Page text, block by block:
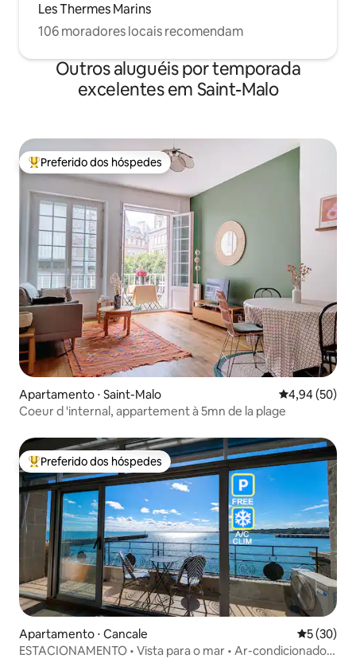
Les Thermes Marins
106 moradores locais recomendam
Outros aluguéis por temporada
excelentes em Saint-Malo
Entre os melhores preferidos dos hóspedes
Preferido dos hóspedes
Apartamento ⋅ Saint-Malo 4,94 de uma
4,94 (50)
Coeur d 'internal, appartement à 5mn de la plage
Entre os melhores preferidos dos hóspedes
Preferido dos hóspedes
Apartamento ⋅ Cancale 5 de uma
5 (30)
ESTACIONAMENTO • Vista para o mar • Ar-condicionado •